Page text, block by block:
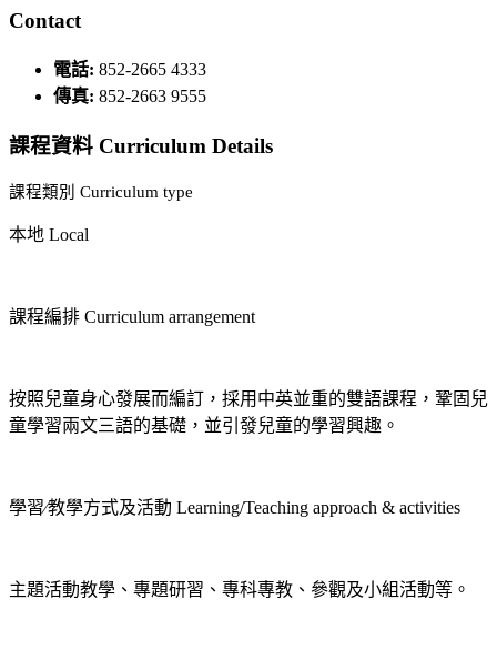
Contact
電話: 852-2665 4333
傳真: 852-2663 9555
課程資料 Curriculum Details
課程類別 Curriculum type
本地 Local
課程編排 Curriculum arrangement
按照兒童身心發展而編訂，採用中英並重的雙語課程，鞏固兒
童學習兩文三語的基礎，並引發兒童的學習興趣。
學習∕教學方式及活動 Learning/Teaching approach & activities
主題活動教學、專題研習、專科專教、參觀及小組活動等。